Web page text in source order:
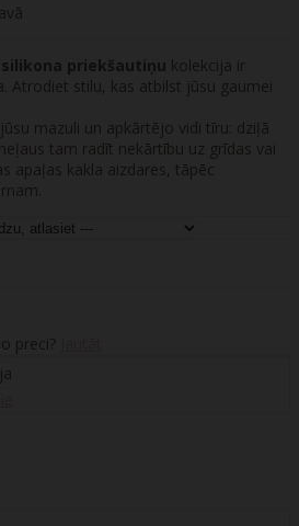
priekšautiņu kolekcija ir
Atrodiet stilu, kas atbilst jūsu gaumei
mazuli un apkārtējo vidi tīru: dziļā
tam radīt nekārtību uz grīdas vai
apaļas kakla aizdares, tāpēc
preci?